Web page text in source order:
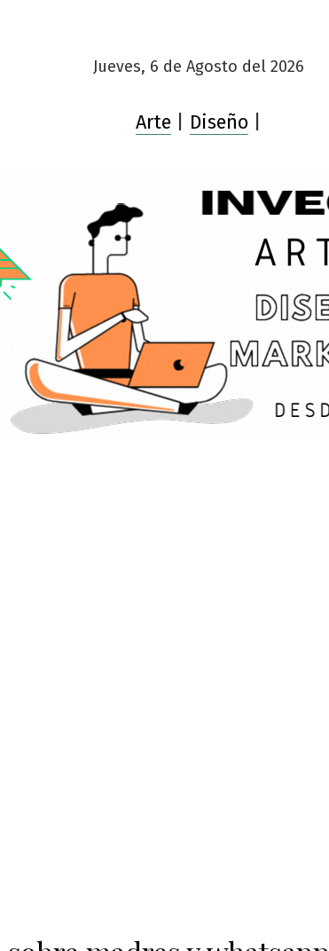
Jueves, 6 de Agosto del 2026
Arte Diseño